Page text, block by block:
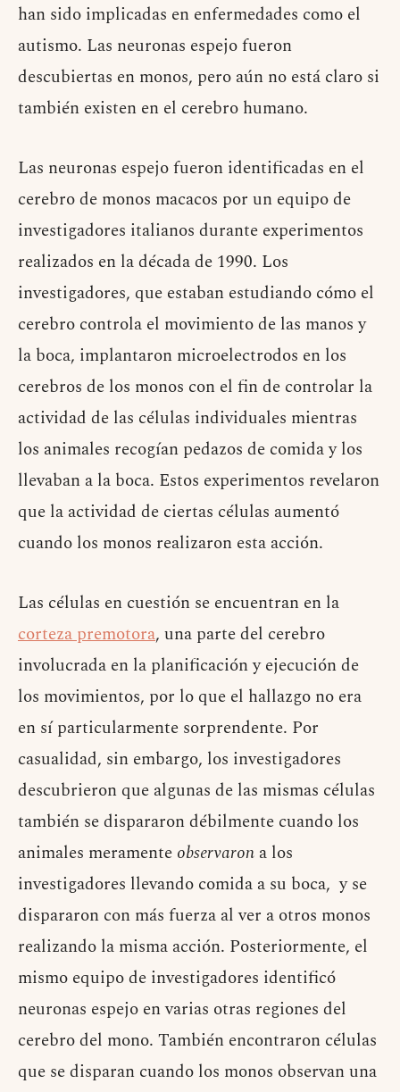
han sido implicadas en enfermedades como el
autismo. Las neuronas espejo fueron
descubiertas en monos, pero aún no está claro si
también existen en el cerebro humano.
Las neuronas espejo fueron identificadas en el
cerebro de monos macacos por un equipo de
investigadores italianos durante experimentos
realizados en la década de 1990. Los
investigadores, que estaban estudiando cómo el
cerebro controla el movimiento de las manos y
la boca, implantaron microelectrodos en los
cerebros de los monos con el fin de controlar la
actividad de las células individuales mientras
los animales recogían pedazos de comida y los
llevaban a la boca. Estos experimentos revelaron
que la actividad de ciertas células aumentó
cuando los monos realizaron esta acción.
Las células en cuestión se encuentran en la
corteza premotora, una parte del cerebro
involucrada en la planificación y ejecución de
los movimientos, por lo que el hallazgo no era
en sí particularmente sorprendente. Por
casualidad, sin embargo, los investigadores
descubrieron que algunas de las mismas células
también se dispararon débilmente cuando los
animales meramente observaron a los
investigadores llevando comida a su boca, y se
dispararon con más fuerza al ver a otros monos
realizando la misma acción. Posteriormente, el
mismo equipo de investigadores identificó
neuronas espejo en varias otras regiones del
cerebro del mono. También encontraron células
que se disparan cuando los monos observan una